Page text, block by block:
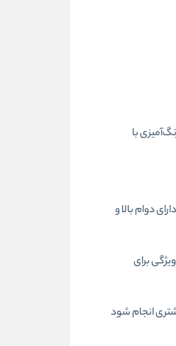
با
دوام بالا و
برای
انجام شود